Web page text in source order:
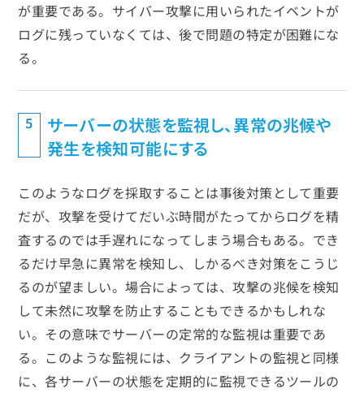
が重要である。サイバー攻撃に用いられたイベントが
ログに残っていなくては、後で問題の特定が困難にな
る。
5
サーバーの状態を監視し、異常の兆候や
発生を検知可能にする
このようなログを採取することは事後対策として重要
だが、攻撃を受けてだいぶ時間がたってからログを精
査するのでは手遅れになってしまう場合もある。でき
るだけ早急に異常を検知し、しかるべき対策をこうじ
るのが望ましい。場合によっては、攻撃の兆候を検知
して未然に攻撃を防止することもできるかもしれな
い。その意味でサーバーの定常的な監視は重要であ
る。このような監視には、クライアントの監視と同様
に、各サーバーの状態を定期的に監視できるツールの